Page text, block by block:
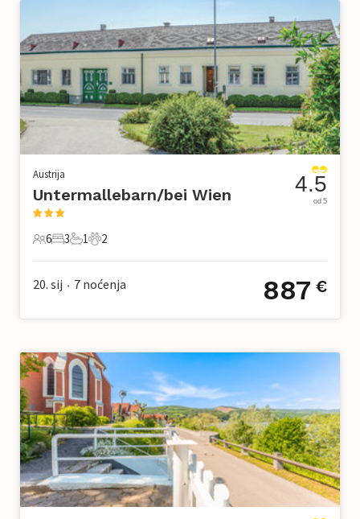
Austrija
Untermallebarn/bei Wien
6 Gosti
6
3 Spavaće sobe
3
1 Kupaonica
1
2 Kućni ljubimac
2
4.5
od 5
20. sij • 7 noćenja 887 €